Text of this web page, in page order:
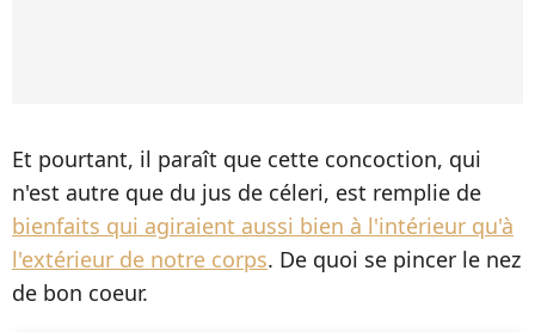
Et pourtant, il paraît que cette concoction, qui
n'est autre que du jus de céleri, est remplie de
bienfaits qui agiraient aussi bien à l'intérieur qu'à
l'extérieur de notre corps. De quoi se pincer le nez
de bon coeur.